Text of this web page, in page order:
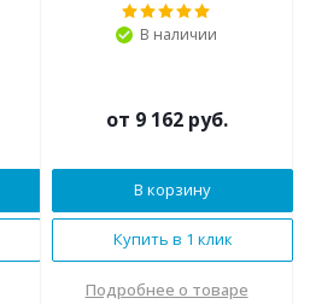
В наличии
от 9 162 руб.
В корзину
Купить в 1 клик
Подробнее о товаре